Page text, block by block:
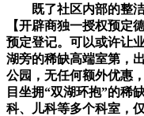
既了社区内部的整洁
【开辟商独一授权预定
预定登记。可以或许让
湖旁的稀缺高端室第，
公园，无任何额外优惠
目坐拥“双湖环抱”的稀
科、儿科等多个科室，